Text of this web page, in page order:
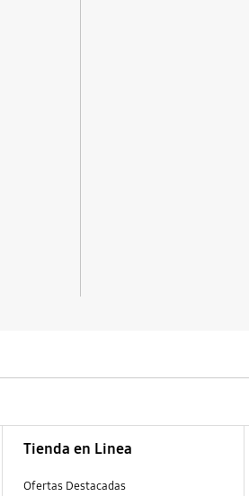
Tienda en Linea
Ofertas Destacadas